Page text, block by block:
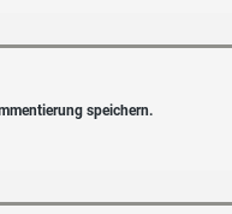
speichern.